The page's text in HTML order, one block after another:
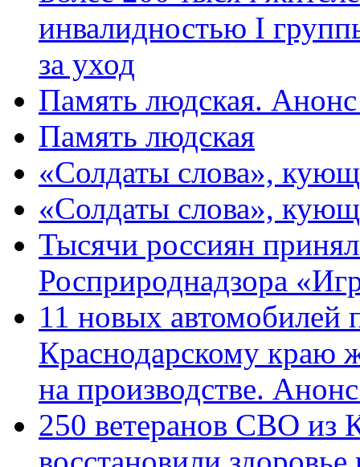
инвалидностью I
за уход
Память людская.
Память людская
«Солдаты слова»,
«Солдаты слова»,
Тысячи россиян
Росприроднадзора
11 новых автомобилей
Краснодарскому краю
на производстве.
250 ветеранов СВО из